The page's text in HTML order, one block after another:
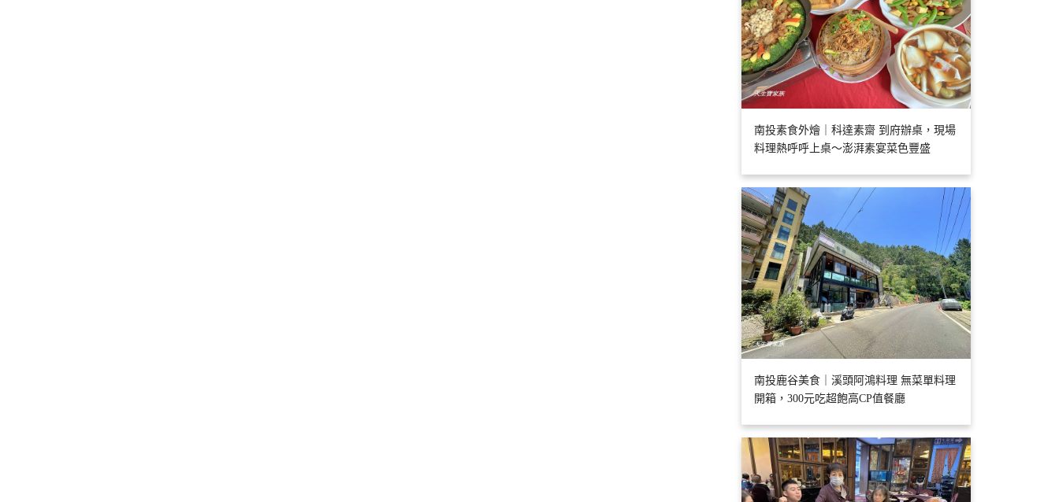
南投素食外燴｜科達素齋 到府辦桌，現場
料理熱呼呼上桌～澎湃素宴菜色豐盛
南投鹿谷美食｜溪頭阿鴻料理 無菜單料理
開箱，300元吃超飽高CP值餐廳